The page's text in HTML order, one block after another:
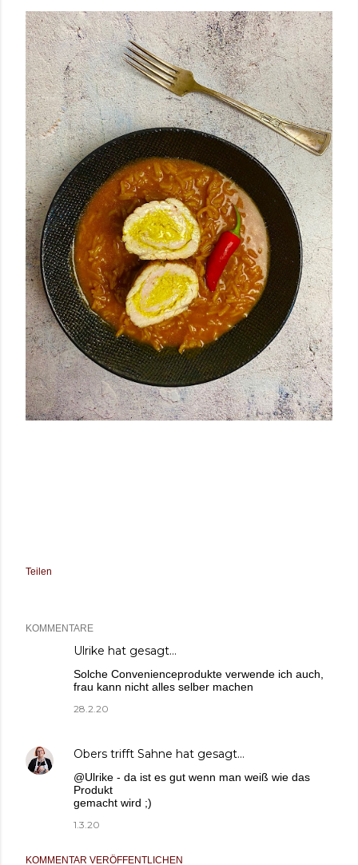
Teilen
KOMMENTARE
Ulrike hat gesagt…
Solche Convenienceprodukte verwende ich auch,
frau kann nicht alles selber machen
28.2.20
Obers trifft Sahne hat gesagt…
@Ulrike - da ist es gut wenn man weiß wie das
Produkt
gemacht wird ;)
1.3.20
KOMMENTAR VERÖFFENTLICHEN